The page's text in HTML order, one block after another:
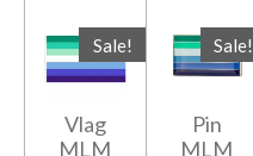
Sale!
Vlag
MLM
Sale!
Pin
MLM